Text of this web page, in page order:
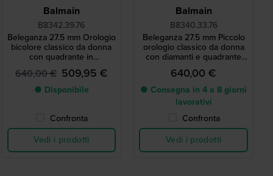
Balmain
B8342.39.76
Beleganza 27.5 mm Orologio
bicolore classico da donna
con quadrante in
madreperla e indici con
diamanti
640,00 € 509,95 €
● Disponibile
Confronta
Vedi i prodotti
Balmain
B8340.33.76
Beleganza 27.5 mm Piccolo
orologio classico da donna
con diamanti e quadrante
MOP
640,00 €
● Consegna in 4 a 8 giorni
lavorativi
Confronta
Vedi i prodotti